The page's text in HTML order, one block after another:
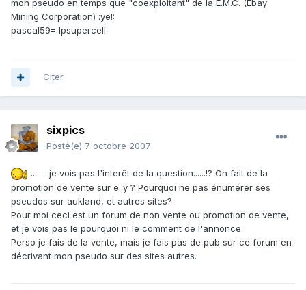
mon pseudo en temps que "coexploitant" de la E.M.C. (Ebay
Mining Corporation) :ye!:
pascal59= lpsupercell
Citer
sixpics
Posté(e) 7 octobre 2007
.........je vois pas l'interêt de la question......!? On fait de la
promotion de vente sur e..y ? Pourquoi ne pas énumérer ses
pseudos sur aukland, et autres sites?
Pour moi ceci est un forum de non vente ou promotion de vente,
et je vois pas le pourquoi ni le comment de l'annonce.
Perso je fais de la vente, mais je fais pas de pub sur ce forum en
décrivant mon pseudo sur des sites autres.